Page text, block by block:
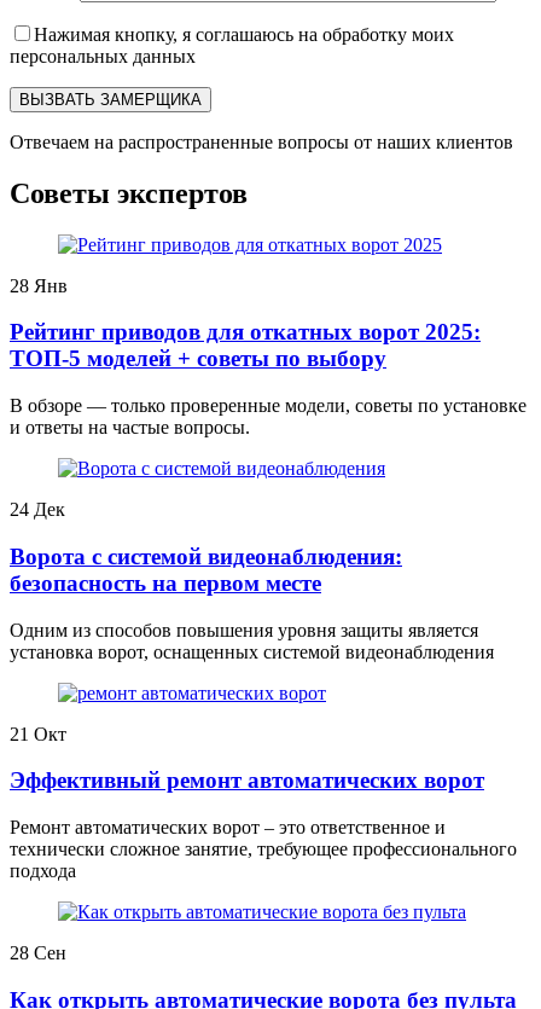
Нажимая кнопку, я соглашаюсь на обработку моих
персональных данных
Отвечаем на распространенные вопросы от наших клиентов
Советы экспертов
28 Янв
Рейтинг приводов для откатных ворот 2025:
ТОП-5 моделей + советы по выбору
В обзоре — только проверенные модели, советы по установке
и ответы на частые вопросы.
24 Дек
Ворота с системой видеонаблюдения:
безопасность на первом месте
Одним из способов повышения уровня защиты является
установка ворот, оснащенных системой видеонаблюдения
21 Окт
Эффективный ремонт автоматических ворот
Ремонт автоматических ворот – это ответственное и
технически сложное занятие, требующее профессионального
подхода
28 Сен
Как открыть автоматические ворота без пульта